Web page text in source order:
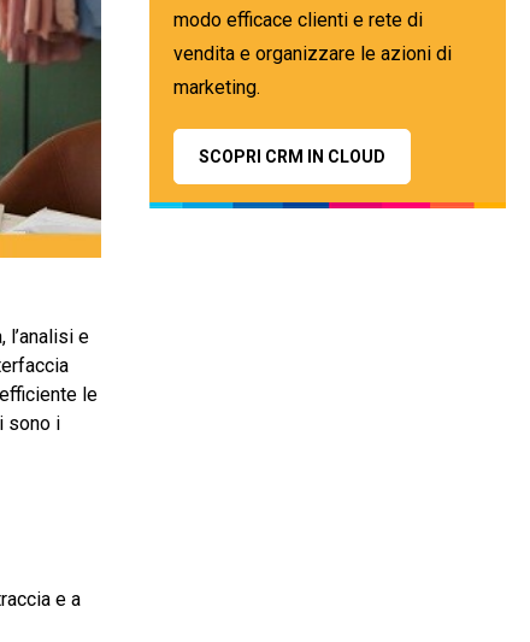
e
le
sono i
e a
modo efficace clienti e rete di
vendita e organizzare le azioni di
marketing.
SCOPRI CRM IN CLOUD